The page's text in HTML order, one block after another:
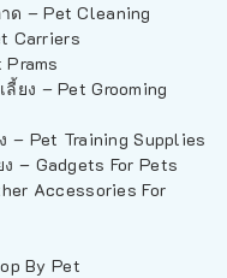
– Pet Cleaning
Carriers
Prams
ยง – Pet Grooming
– Pet Training Supplies
– Gadgets For Pets
Accessories For
By Pet